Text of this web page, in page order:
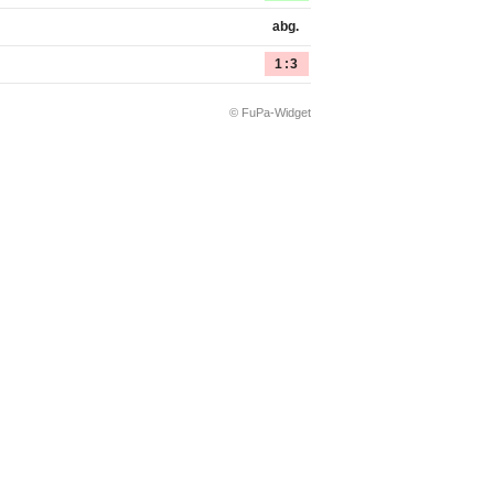
abg.
1:3
© FuPa-Widget